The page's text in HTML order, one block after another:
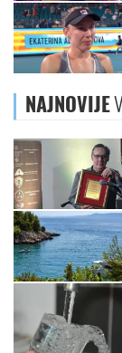
NAJNOVIJE